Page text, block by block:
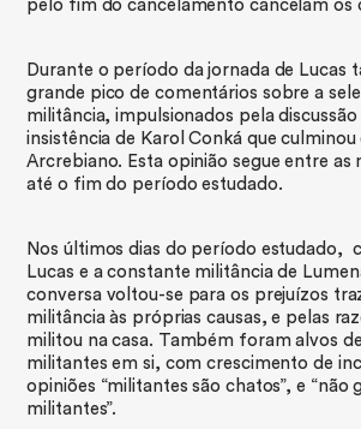
pelo fim do cancelamento cancelam os
​Durante o período da jornada de Lucas
grande pico de comentários sobre a
militância, impulsionados pela discussão
insistência de Karol Conká que
Arcrebiano. Esta opinião segue entre as
até o fim do período estudado.
​Nos últimos dias do período estudado,
Lucas e a constante militância de
conversa voltou-se para os prejuízos
militância às próprias causas, e pelas
militou na casa. Também foram alvos
militantes em si, com crescimento de
opiniões “militantes são chatos”, e “não
militantes”.